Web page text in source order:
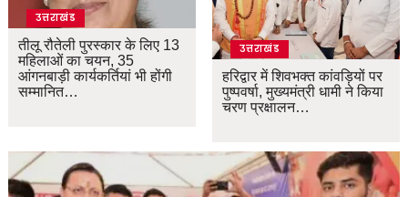
उत्तराखंड
तीलू रौतेली पुरस्कार के लिए 13
महिलाओं का चयन, 35
आंगनबाड़ी कार्यकर्तियां भी होंगी
सम्मानित…
उत्तराखंड
हरिद्वार में शिवभक्त कांवड़ियों पर
पुष्पवर्षा, मुख्यमंत्री धामी ने किया
चरण प्रक्षालन…